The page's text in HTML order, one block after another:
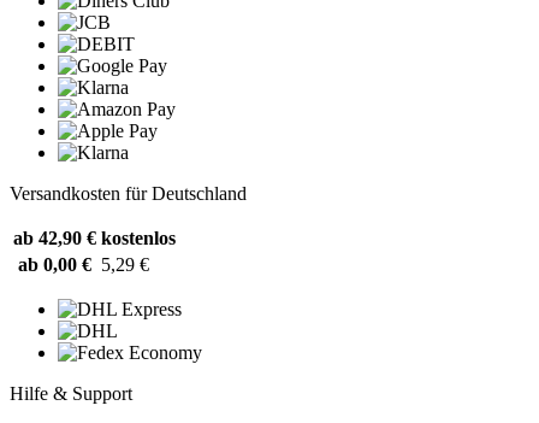
Versandkosten für Deutschland
ab 42,90 € kostenlos
ab 0,00 € 5,29 €
Hilfe & Support